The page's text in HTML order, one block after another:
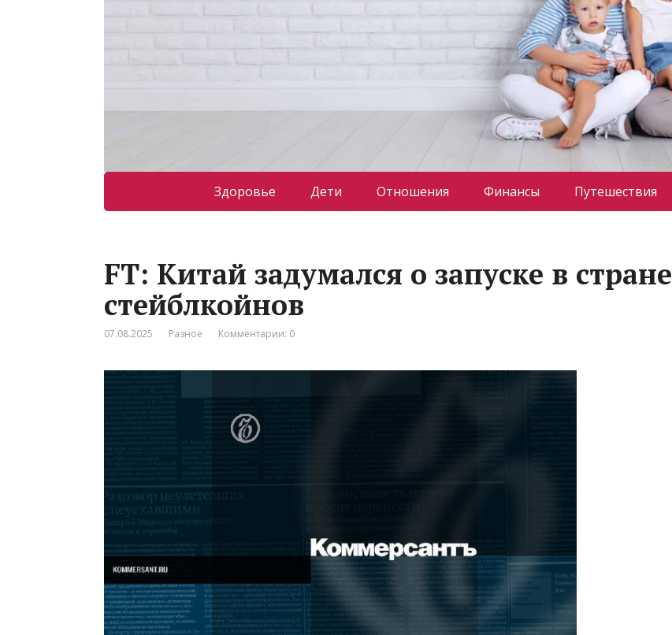
Здоровье Дети Отношения Финансы Путешествия
FT: Китай задумался о запуске в стране
стейблкойнов
07.08.2025 Разное Комментарии: 0